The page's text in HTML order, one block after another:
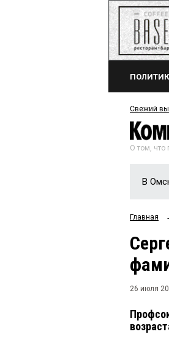
Свежий
О том, что
В
Главная
26 июля